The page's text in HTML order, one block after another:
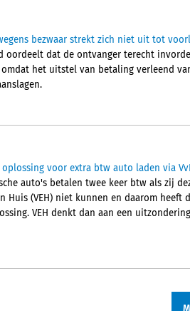
bezwaar strekt zich niet uit tot
oordeelt dat de ontvanger terecht
omdat het uitstel van betaling verleend
voor extra btw auto laden via
auto's betalen twee keer btw als zij
Huis (VEH) niet kunnen en daarom heeft
VEH denkt dan aan een